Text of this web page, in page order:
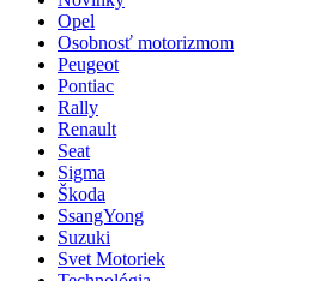
Opel
Osobnosť motorizmom
Peugeot
Pontiac
Rally
Renault
Seat
Sigma
Škoda
SsangYong
Suzuki
Svet Motoriek